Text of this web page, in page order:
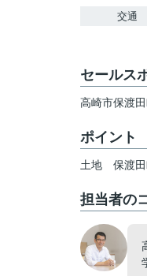
交通
セールス
高崎市保渡
ポイント
土地 保渡
担当者の